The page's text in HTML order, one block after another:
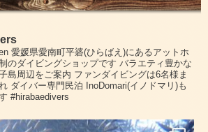
愛媛県愛南町平碆(ひらばえ)にあるアットホ
のダイビングショップです バラエティ豊かな
島周辺をご案内 ファンダイビングは6名様ま
ダイバー専門民泊 InoDomari(イノドマリ)も
#hirabaedivers